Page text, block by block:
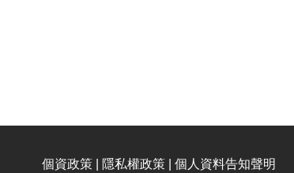
個資政策 | 隱私權政策 | 個人資料告知聲明